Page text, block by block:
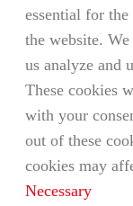
essential for
the website.
us analyze and
These cookies
with your
out of these
cookies may
Necessary